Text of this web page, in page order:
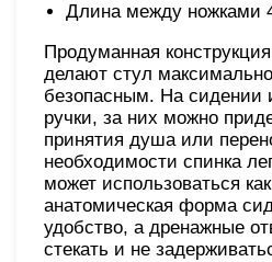
Длина между ножками
Продуманная
делают стул
безопасным. На сидении
ручки, за них можно
принятия душа или
необходимости спинка
может использоваться
анатомическая форма
удобство, а дренажные
стекать и не